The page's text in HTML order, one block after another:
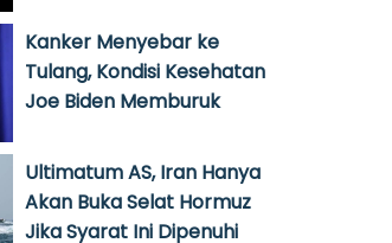
Kanker Menyebar ke
Tulang, Kondisi Kesehatan
Joe Biden Memburuk
Ultimatum AS, Iran Hanya
Akan Buka Selat Hormuz
Jika Syarat Ini Dipenuhi